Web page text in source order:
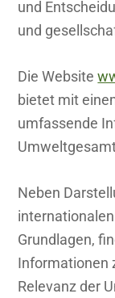
und
und
Die Website
bietet mit
umfassende
Neben
Grundlagen,
Informationen
Relevanz der